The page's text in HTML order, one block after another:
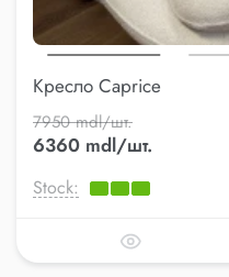
Кресло Caprice
7950 mdl/шт.
6360 mdl/шт.
Stock: